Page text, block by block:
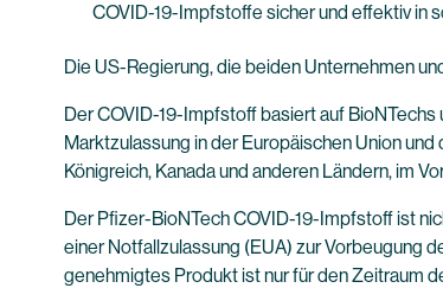
COVID-19-Impfstoffe sicher und effektiv in
Die US-Regierung, die beiden Unternehmen
Der COVID-19-Impfstoff basiert auf
Marktzulassung in der Europäischen Union
Königreich, Kanada und anderen Ländern, im
Der Pfizer-BioNTech COVID-19-Impfstoff ist
einer Notfallzulassung (EUA) zur Vorbeugung
genehmigtes Produkt ist nur für den Zeitraum